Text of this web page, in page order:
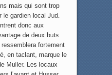
mais qui sont trop
gardien local Jud.
donc aux
de deux buts.
ressemblera fortement
en taclant, marque le
Muller. Les locaux